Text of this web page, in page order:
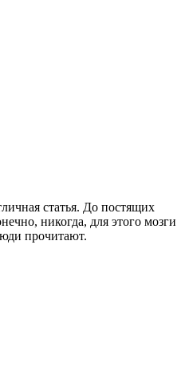
статья. До постящих
никогда, для этого мозги
прочитают.